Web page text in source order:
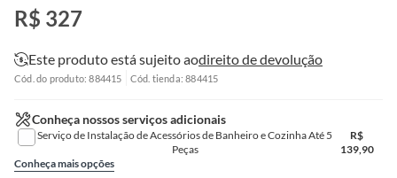
R$ 327
Este produto está sujeito aodireito de devolução
Cód. do produto: 884415 Cód. tienda: 884415
Conheça nossos serviços adicionais
Serviço de Instalação de Acessórios de Banheiro e Cozinha Até 5
Peças
R$
139,90
Conheça mais opções